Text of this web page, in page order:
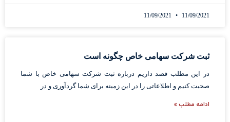
11/09/2021
ثبت شرکت سهامی خاص چگونه است
در این مطلب قصد داریم درباره ثبت شرکت سهامی خاص با شما
صحبت کنیم و اطلاعاتی را در این زمینه برای شما گردآوری و در
ادامه مطلب »